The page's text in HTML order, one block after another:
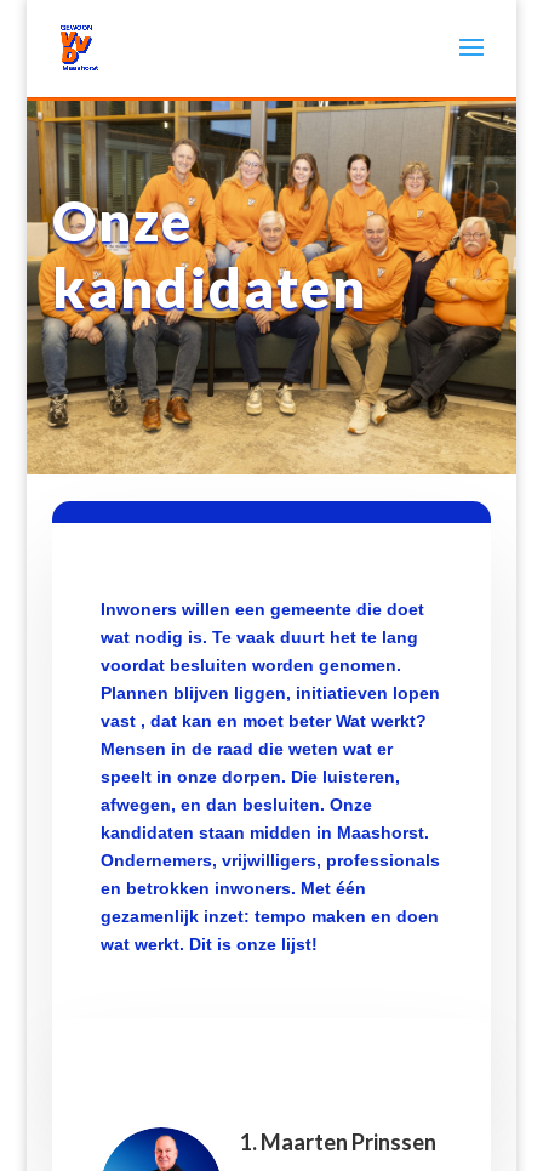
Onze
kandidaten
Inwoners willen een gemeente die doet
wat nodig is. Te vaak duurt het te lang
voordat besluiten worden genomen.
Plannen blijven liggen, initiatieven lopen
vast , dat kan en moet beterWat werkt?
Mensen in de raad die weten wat er
speelt in onze dorpen. Die luisteren,
afwegen, en dan besluiten. Onze
kandidaten staan midden in Maashorst.
Ondernemers, vrijwilligers, professionals
en betrokken inwoners. Met één
gezamenlijk inzet: tempo maken en doen
wat werkt. Dit is onze lijst!
1. Maarten Prinssen